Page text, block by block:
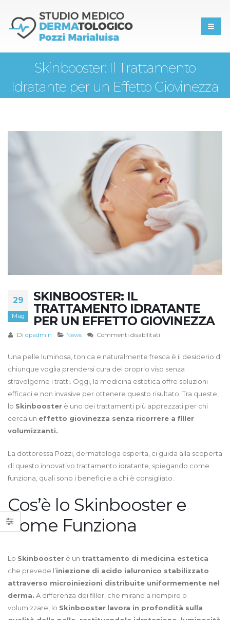
Skinbooster: Il Trattamento
Idratante per un Effetto Giovinezza
29
Mag
SKINBOOSTER: IL
TRATTAMENTO IDRATANTE
PER UN EFFETTO GIOVINEZZA
Di dpadmin News Commenti disabilitati
Il
per
un
Effetto
Giovinezza
Una pelle luminosa, tonica e naturalmente fresca è il desiderio di
chiunque voglia prendersi cura del proprio viso senza
stravolgerne i tratti. Oggi, la medicina estetica offre soluzioni
efficaci e non invasive per ottenere questo risultato. Tra queste,
lo Skinbooster è uno dei trattamenti più apprezzati per chi
cerca un effetto giovinezza senza ricorrere a filler
volumizzanti.
La dottoressa Pozzi, dermatologa esperta, ci guida alla scoperta
di questo innovativo trattamento idratante, spiegando come
funziona, quali sono i benefici e a chi è consigliato.
Cos’è lo Skinbooster e
Come Funziona
Lo Skinbooster è un trattamento di medicina estetica
che prevede l’iniezione di acido ialuronico stabilizzato
attraverso microiniezioni distribuite uniformemente nel
derma. A differenza dei filler, che mirano a riempire o
volumizzare, lo Skinbooster lavora in profondità sulla